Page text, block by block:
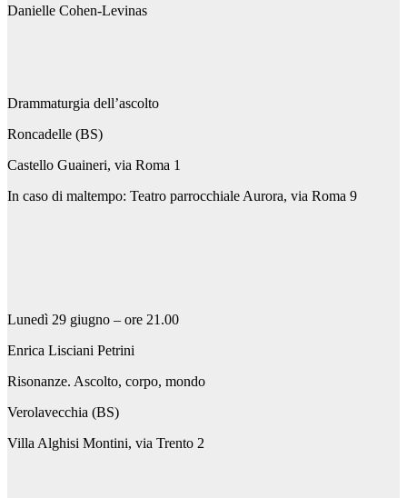
Danielle Cohen-Levinas
Drammaturgia dell’ascolto
Roncadelle (BS)
Castello Guaineri, via Roma 1
In caso di maltempo: Teatro parrocchiale Aurora, via Roma 9
Lunedì 29 giugno – ore 21.00
Enrica Lisciani Petrini
Risonanze. Ascolto, corpo, mondo
Verolavecchia (BS)
Villa Alghisi Montini, via Trento 2